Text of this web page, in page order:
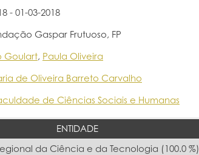
- 01-03-2018
Gaspar Frutuoso, FP
Goulart, Paula Oliveira
de Oliveira Barreto Carvalho
de Ciências Sociais e Humanas
ENTIDADE
da Ciência e da Tecnologia (100.0 %)